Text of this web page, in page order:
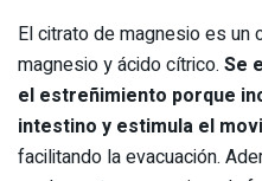
El citrato de magnesio es un
magnesio y ácido cítrico. Se
el estreñimiento porque
intestino y estimula el
facilitando la evacuación.